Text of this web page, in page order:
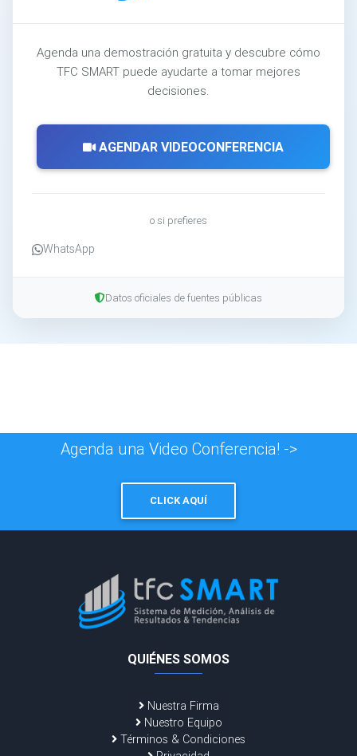
Agenda una demostración gratuita y descubre cómo
TFC SMART puede ayudarte a tomar mejores
decisiones.
AGENDAR VIDEOCONFERENCIA
o si prefieres
WhatsApp
Datos oficiales de fuentes públicas
Agenda una Video Conferencia! ->
CLICK AQUÍ
QUIÉNES SOMOS
Nuestra Firma
Nuestro Equipo
Términos & Condiciones